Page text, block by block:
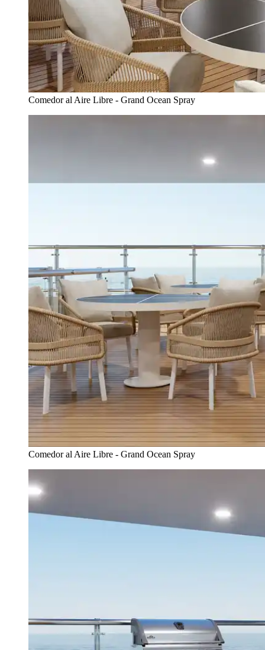
Comedor al Aire Libre - Grand Ocean Spray
Comedor al Aire Libre - Grand Ocean Spray